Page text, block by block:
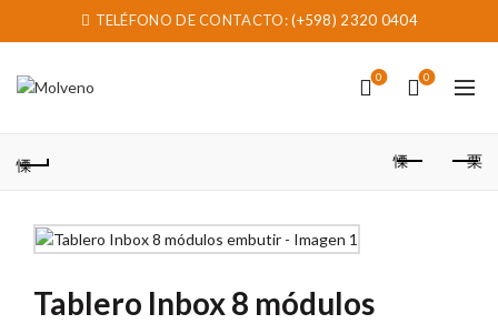
TELÉFONO DE CONTACTO:(+598) 2320 0404
0 0
Tablero Inbox 8 módulos